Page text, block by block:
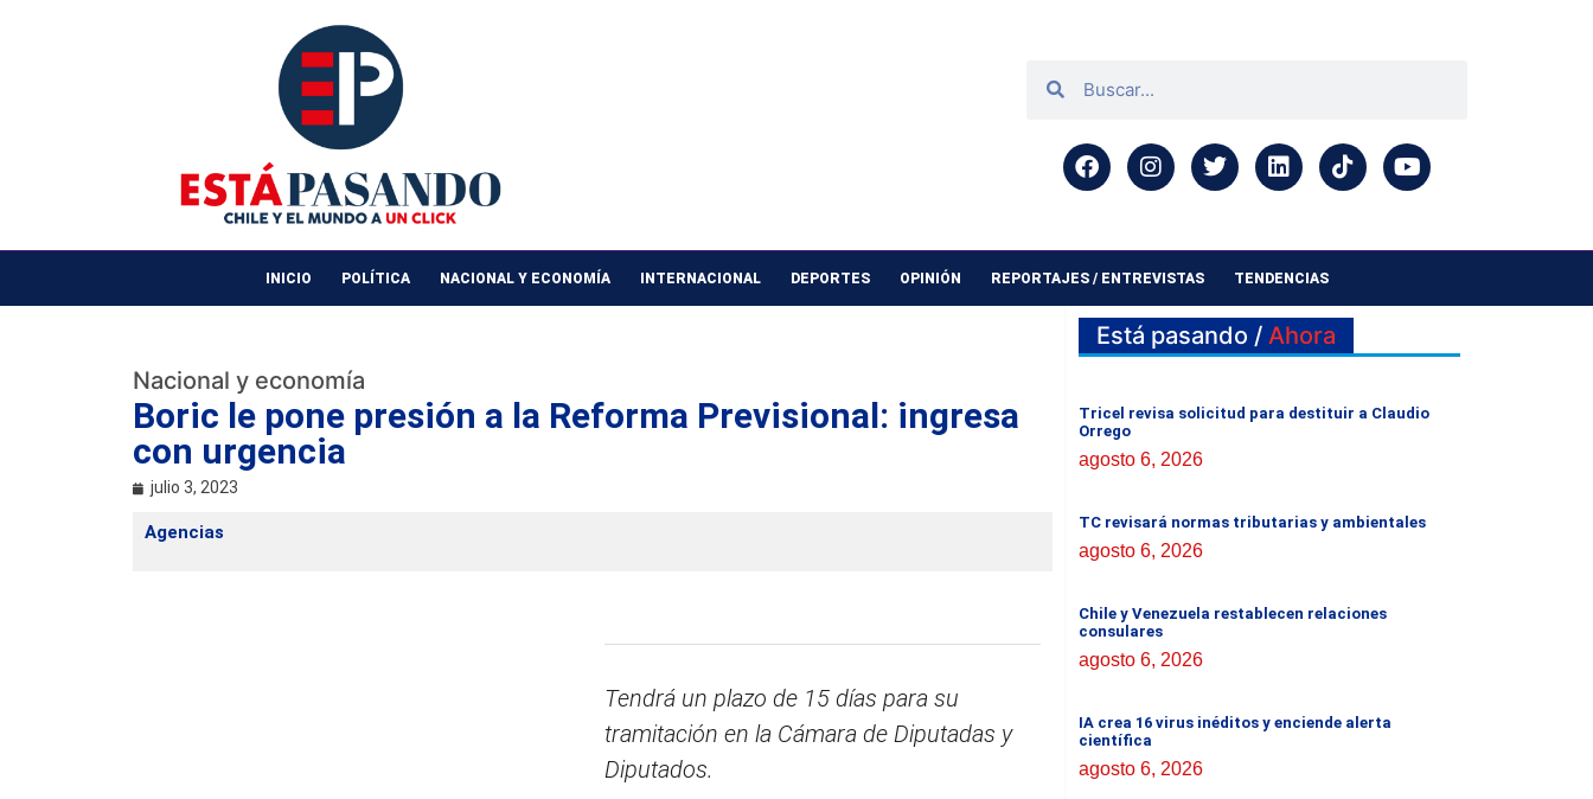
INICIO POLÍTICA NACIONAL Y ECONOMÍA INTERNACIONAL DEPORTES OPINIÓN REPORTAJES / ENTREVISTAS TENDENCIAS
Nacional y economía
Boric le pone presión a la Reforma Previsional: ingresa
con urgencia
julio 3, 2023
Agencias
Tendrá un plazo de 15 días para su
tramitación en la Cámara de Diputadas y
Diputados.
Está pasando / Ahora
Tricel revisa solicitud para destituir a Claudio
Orrego
agosto 6, 2026
TC revisará normas tributarias y ambientales
agosto 6, 2026
Chile y Venezuela restablecen relaciones
consulares
agosto 6, 2026
IA crea 16 virus inéditos y enciende alerta
científica
agosto 6, 2026